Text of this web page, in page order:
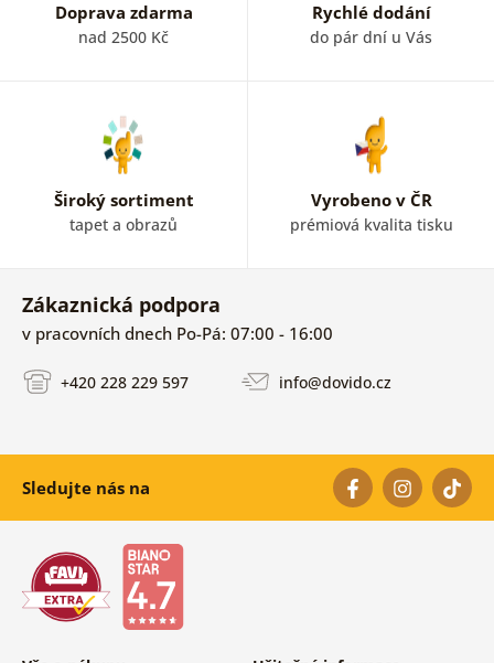
Doprava zdarma
nad 2500 Kč
Rychlé dodání
do pár dní u Vás
Široký sortiment
tapet a obrazů
Vyrobeno v ČR
prémiová kvalita tisku
Zákaznická podpora
v pracovních dnech Po-Pá: 07:00 - 16:00
+420 228 229 597 info@dovido.cz
Sledujte nás na